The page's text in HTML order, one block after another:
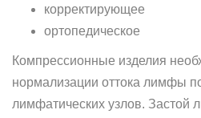
корректирующее
ортопедическое
Компрессионные изделия
нормализации оттока лимфы
лимфатических узлов. Застой